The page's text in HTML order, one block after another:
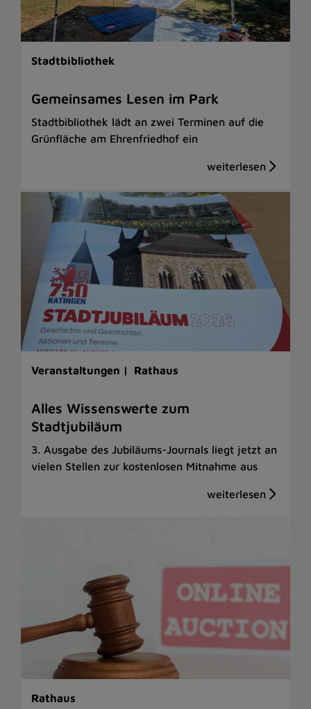
Stadtbibliothek
Gemeinsames Lesen im Park
Stadtbibliothek lädt an zwei Terminen auf die
Grünfläche am Ehrenfriedhof ein
Veranstaltungen | Rathaus
Alles Wissenswerte zum
Stadtjubiläum
3. Ausgabe des Jubiläums-Journals liegt jetzt an
vielen Stellen zur kostenlosen Mitnahme aus
Rathaus